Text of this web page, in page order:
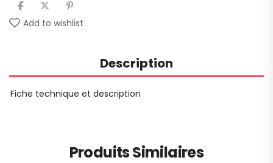
Add to wishlist
Description
Fiche technique et description
Produits Similaires